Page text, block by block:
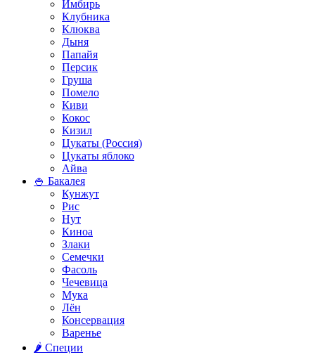
Имбирь
Клубника
Клюква
Дыня
Папайя
Персик
Груша
Помело
Киви
Кокос
Кизил
Цукаты (Россия)
Цукаты яблоко
Айва
🍚 Бакалея
Кунжут
Рис
Нут
Киноа
Злаки
Семечки
Фасоль
Чечевица
Мука
Лён
Консервация
Варенье
🌶️ Специи